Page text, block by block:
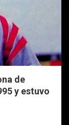
de
y estuvo